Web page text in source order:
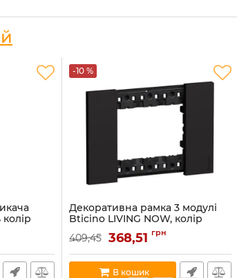
-10 %
Декоративна рамка 3 модулі
Bticino LIVING NOW, колір
чорний KA4803KG
Артикул:
KA4803KG
В наявності:4
409,45 368,51 грн
В кошик